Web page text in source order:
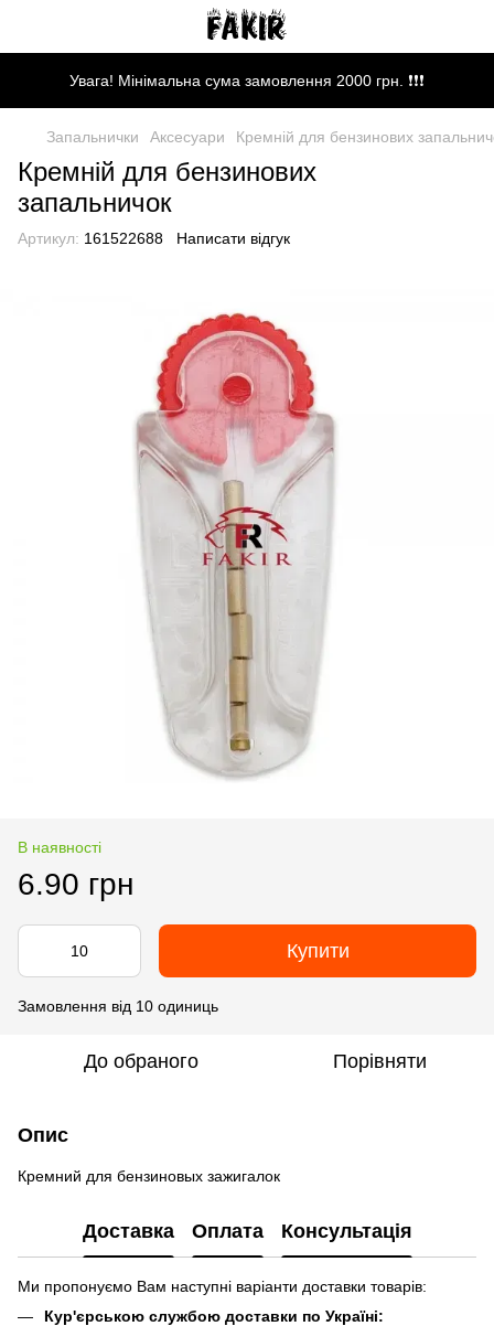
Увага! Мінімальна сума замовлення 2000 грн. ❗❗❗
Запальнички Аксесуари Кремній для бензинових
Кремній для бензинових
запальничок
Артикул: 161522688 Написати відгук
В наявності
6.90 грн
Купити
Замовлення від 10 одиниць
До обраного Порівняти
Опис
Кремний для бензиновых зажигалок
Доставка Оплата Консультація
Ми пропонуємо Вам наступні варіанти доставки товарів:
Кур'єрською службою доставки по Україні: